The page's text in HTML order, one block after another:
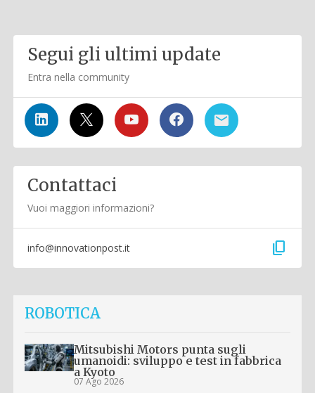
Segui gli ultimi update
Entra nella community
Contattaci
Vuoi maggiori informazioni?
info@innovationpost.it content_copy
ROBOTICA
Mitsubishi Motors punta sugli
umanoidi: sviluppo e test in fabbrica
a Kyoto
07 Ago 2026